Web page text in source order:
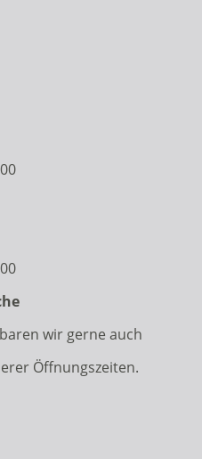
wir gerne auch
Öffnungszeiten.